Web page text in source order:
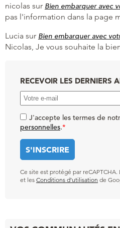
nicolas sur Bien embarquer avec
pas l'information dans la page
Lucia sur Bien embarquer avec
Nicolas, Je vous souhaite la
RECEVOIR LES DERNIERS
J'accepte les termes de
personnelles.*
Ce site est protégé par reCAPTCHA.
et les Conditions d’utilisation de